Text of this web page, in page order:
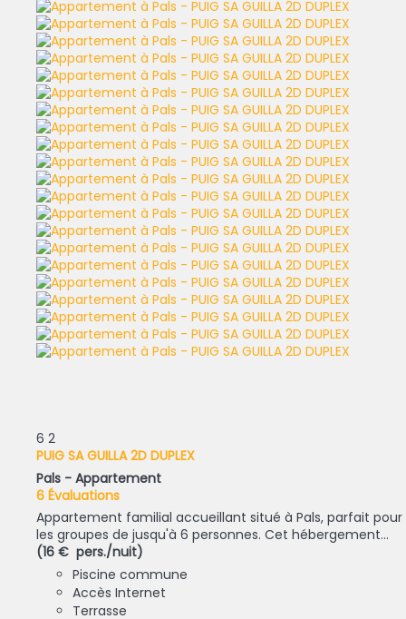
6 2
PUIG SA GUILLA 2D DUPLEX
Pals - Appartement
6 Évaluations
Appartement familial accueillant situé à Pals, parfait pour
les groupes de jusqu'à 6 personnes. Cet hébergement...
(16 € pers./nuit)
Piscine commune
Accès Internet
Terrasse